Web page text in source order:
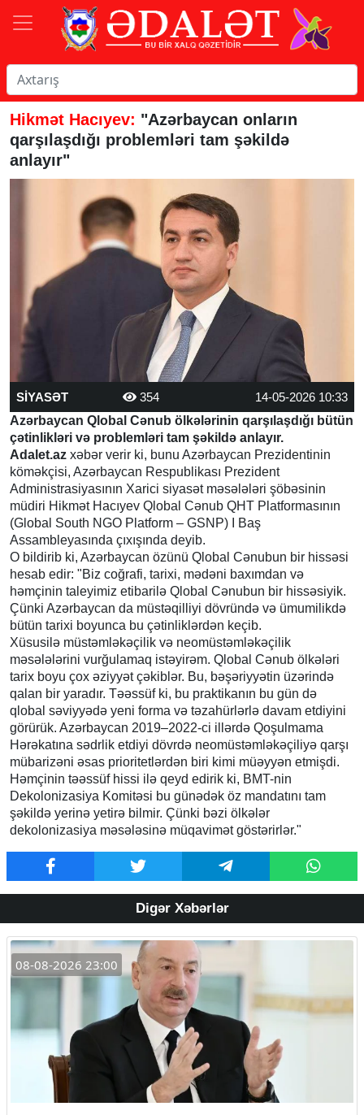
Hikmət Hacıyev: "Azərbaycan onların
qarşılaşdığı problemləri tam şəkildə
anlayır"
SİYASƏT 354
14-05-2026 10:33
Azərbaycan Qlobal Cənub ölkələrinin qarşılaşdığı bütün
çətinlikləri və problemləri tam şəkildə anlayır.
Adalet.az xəbər verir ki, bunu Azərbaycan Prezidentinin
köməkçisi, Azərbaycan Respublikası Prezident
Administrasiyasının Xarici siyasət məsələləri şöbəsinin
müdiri Hikmət Hacıyev Qlobal Cənub QHT Platformasının
(Global South NGO Platform – GSNP) I Baş
Assambleyasında çıxışında deyib.
O bildirib ki, Azərbaycan özünü Qlobal Cənubun bir hissəsi
hesab edir: "Biz coğrafi, tarixi, mədəni baxımdan və
həmçinin taleyimiz etibarilə Qlobal Cənubun bir hissəsiyik.
Çünki Azərbaycan da müstəqilliyi dövründə və ümumilikdə
bütün tarixi boyunca bu çətinliklərdən keçib.
Xüsusilə müstəmləkəçilik və neomüstəmləkəçilik
məsələlərini vurğulamaq istəyirəm. Qlobal Cənub ölkələri
tarix boyu çox əziyyət çəkiblər. Bu, bəşəriyyətin üzərində
qalan bir yaradır. Təəssüf ki, bu praktikanın bu gün də
qlobal səviyyədə yeni forma və təzahürlərlə davam etdiyini
görürük. Azərbaycan 2019–2022-ci illərdə Qoşulmama
Hərəkatına sədrlik etdiyi dövrdə neomüstəmləkəçiliyə qarşı
mübarizəni əsas prioritetlərdən biri kimi müəyyən etmişdi.
Həmçinin təəssüf hissi ilə qeyd edirik ki, BMT-nin
Dekolonizasiya Komitəsi bu günədək öz mandatını tam
şəkildə yerinə yetirə bilmir. Çünki bəzi ölkələr
dekolonizasiya məsələsinə müqavimət göstərirlər."
Digər Xəbərlər
08-08-2026 23:00